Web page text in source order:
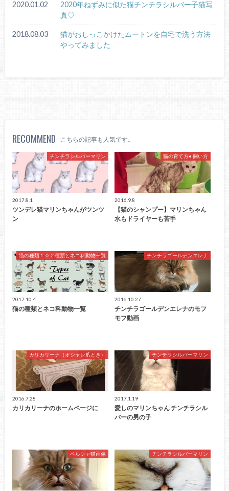
2020.01.02
2020年ねずみに似た猫チンチラシルバー子猫写
真♡
2018.08.03
猫がおしっこかけたムートンを自宅で洗う方法
やってみました
RECOMMEND こちらの記事も人気です。
チンチラシルバーマリン
2017.8.1
ツンデレ猫マリンちゃんがツンツ
ン
猫の育て方• 飼い方
2016.9.8
【猫のシャンプー】マリンちゃん
水もドライヤーも苦手
猫の種類１０２種類とネコ科動物一覧
2017.10.4
猫の種類とネコ科動物一覧
チンチラゴールデンエレナ
2016.10.27
チンチラゴールデンエレナのモフ
モフ動画
カリカリーナ（オシャレ爪とぎ）
2016.7.28
カリカリーナのホームページに
チンチラシルバーマリン
2017.1.19
愛しのマリンちゃん チンチラシル
バーの男の子
ペルシャ猫画像 チンチラシルバーマリン